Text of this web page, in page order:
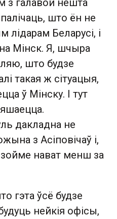
з галавой нешта
што ён не
лідарам Беларусі, і
Мінск. Я, шчыра
што будзе
такая ж сітуацыя,
ў Мінску. І тут
дакладна не
з Асіповічаў і,
нават менш за
гэта ўсё будзе
нейкія офісы,